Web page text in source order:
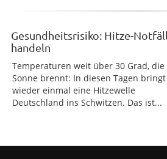
Gesundheitsrisiko: Hitze-
handeln
Temperaturen weit über 30 Grad, die
Sonne brennt: In diesen Tagen bringt
wieder einmal eine Hitzewelle
Deutschland ins Schwitzen. Das ist...